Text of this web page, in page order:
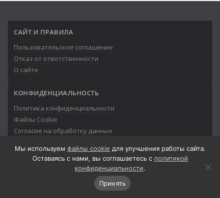
САЙТ И ПРАВИЛА
Пользовательское соглашение
Отказ от ответственности
О сайте
КОНФИДЕНЦИАЛЬНОСТЬ
Политика конфиденциальности
Файлы Cookie
Согласие на обработку данных
© 2013-2026Айтишник
Мы используем файлы cookie для улучшения работы сайта.
Оставаясь с нами, вы соглашаетесь с политикой
конфиденциальности.
Принять